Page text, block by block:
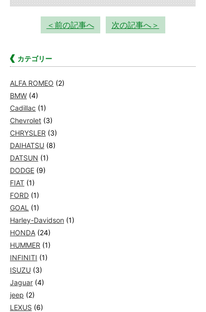
＜前の記事へ 次の記事へ＞
カテゴリー
ALFA ROMEO (2)
BMW (4)
Cadillac (1)
Chevrolet (3)
CHRYSLER (3)
DAIHATSU (8)
DATSUN (1)
DODGE (9)
FIAT (1)
FORD (1)
GOAL (1)
Harley-Davidson (1)
HONDA (24)
HUMMER (1)
INFINITI (1)
ISUZU (3)
Jaguar (4)
jeep (2)
LEXUS (6)